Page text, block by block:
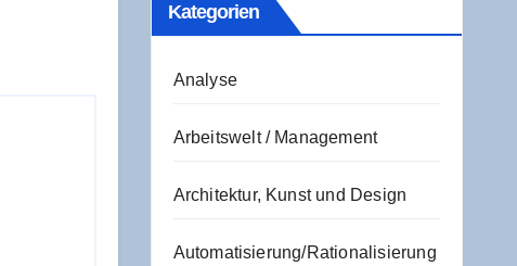
Kate­go­rien
Analyse
Arbeitswelt / Management
Architektur, Kunst und Design
Automatisierung/Rationalisierung